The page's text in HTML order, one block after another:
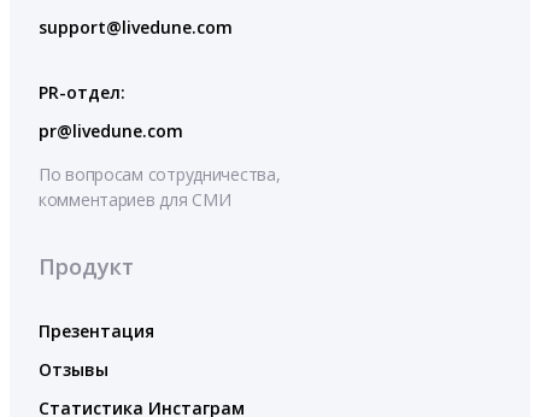
support@livedune.com
PR-отдел:
pr@livedune.com
По вопросам сотрудничества,
комментариев для СМИ
Продукт
Презентация
Отзывы
Статистика Инстаграм